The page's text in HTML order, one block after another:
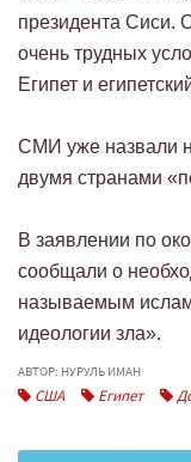
президента Сиси.
очень трудных
Египет и
СМИ уже назвали
двумя странами
В заявлении по
сообщали о
называемым
идеологии зла».
АВТОР: НУРУЛЬ ИМАН
США Египет